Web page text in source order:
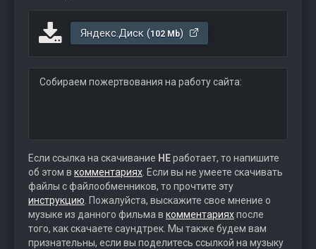
Яндекс.Диск (102 Mb)
Собираем пожертвования на работу сайта:
Если ссылка на скачивание НЕработает, то напишите
об этом в комментариях . Если вы не умеете скачивать
файлы с файлообменников, то прочтите эту
инструкцию . Пожалуйста, выскажите свое мнение о
музыке из данного фильма в комментарияхпосле
того, как скачаете саундтрек. Мы также будем вам
признательны, если вы поделитесь ссылкой на музыку